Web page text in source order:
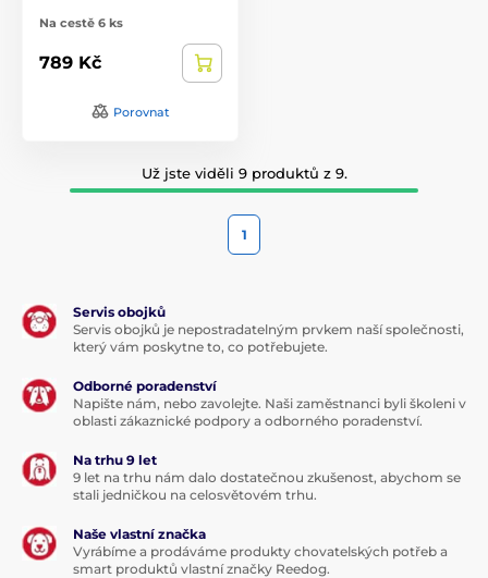
Na cestě 6 ks
789 Kč
Porovnat
Už jste viděli 9 produktů z 9.
1
Servis obojků
Servis obojků je nepostradatelným prvkem naší společnosti,
který vám poskytne to, co potřebujete.
Odborné poradenství
Napište nám, nebo zavolejte. Naši zaměstnanci byli školeni v
oblasti zákaznické podpory a odborného poradenství.
Na trhu 9 let
9 let na trhu nám dalo dostatečnou zkušenost, abychom se
stali jedničkou na celosvětovém trhu.
Naše vlastní značka
Vyrábíme a prodáváme produkty chovatelských potřeb a
smart produktů vlastní značky Reedog.